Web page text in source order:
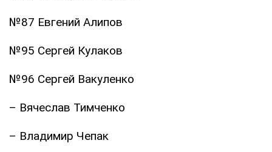
№87 Евгений Алипов
№95 Сергей Кулаков
№96 Сергей Вакуленко
– Вячеслав Тимченко
– Владимир Чепак